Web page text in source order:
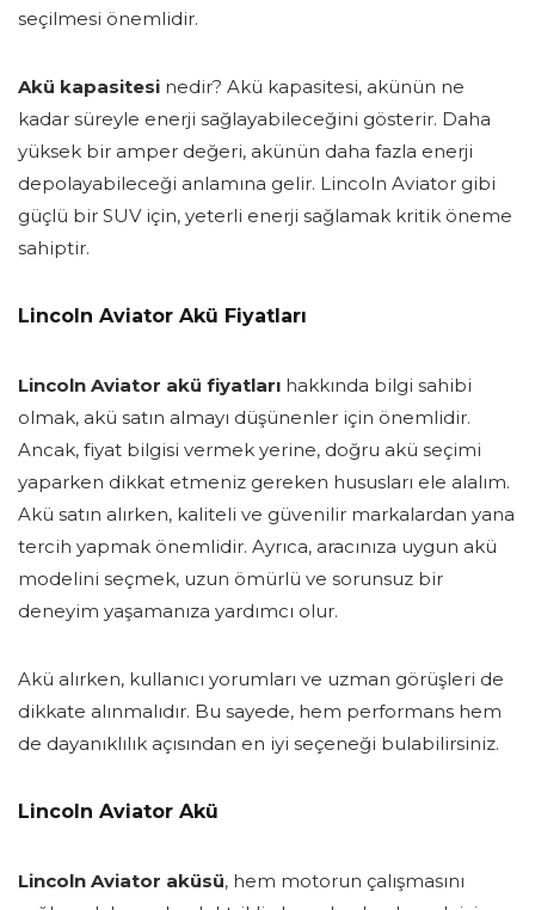
seçilmesi önemlidir.
Akü kapasitesi nedir? Akü kapasitesi, akünün ne
kadar süreyle enerji sağlayabileceğini gösterir. Daha
yüksek bir amper değeri, akünün daha fazla enerji
depolayabileceği anlamına gelir. Lincoln Aviator gibi
güçlü bir SUV için, yeterli enerji sağlamak kritik öneme
sahiptir.
Lincoln Aviator Akü Fiyatları
Lincoln Aviator akü fiyatları hakkında bilgi sahibi
olmak, akü satın almayı düşünenler için önemlidir.
Ancak, fiyat bilgisi vermek yerine, doğru akü seçimi
yaparken dikkat etmeniz gereken hususları ele alalım.
Akü satın alırken, kaliteli ve güvenilir markalardan yana
tercih yapmak önemlidir. Ayrıca, aracınıza uygun akü
modelini seçmek, uzun ömürlü ve sorunsuz bir
deneyim yaşamanıza yardımcı olur.
Akü alırken, kullanıcı yorumları ve uzman görüşleri de
dikkate alınmalıdır. Bu sayede, hem performans hem
de dayanıklılık açısından en iyi seçeneği bulabilirsiniz.
Lincoln Aviator Akü
Lincoln Aviator aküsü, hem motorun çalışmasını